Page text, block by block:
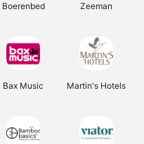
Boerenbed Zeeman
Bax Music Martin's Hotels